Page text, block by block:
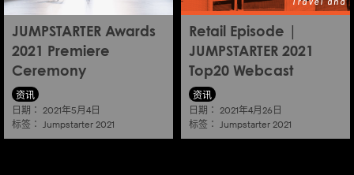
JUMPSTARTER Awards
2021 Premiere
Ceremony
资讯
日期： 2021年5月4日
标签： Jumpstarter 2021
Retail Episode |
JUMPSTARTER 2021
Top20 Webcast
资讯
日期： 2021年4月26日
标签： Jumpstarter 2021